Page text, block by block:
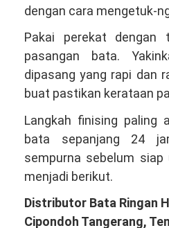
dengan cara mengetuk-
Pakai perekat
pasangan bata.
dipasang yang rapi dan
buat pastikan kerataan
Langkah finising paling
bata sepanjang 24
sempurna sebelum
menjadi berikut.
Distributor Bata Ringan
Cipondoh Tangerang,